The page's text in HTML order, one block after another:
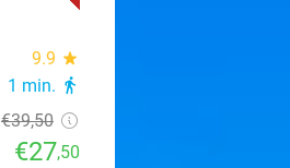
9.9 star
1 min. directions_walk
€39,50
€27,50